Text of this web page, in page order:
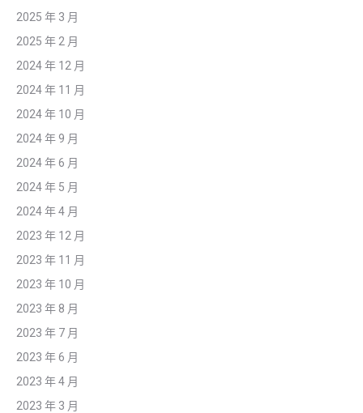
2025 年 3 月
2025 年 2 月
2024 年 12 月
2024 年 11 月
2024 年 10 月
2024 年 9 月
2024 年 6 月
2024 年 5 月
2024 年 4 月
2023 年 12 月
2023 年 11 月
2023 年 10 月
2023 年 8 月
2023 年 7 月
2023 年 6 月
2023 年 4 月
2023 年 3 月